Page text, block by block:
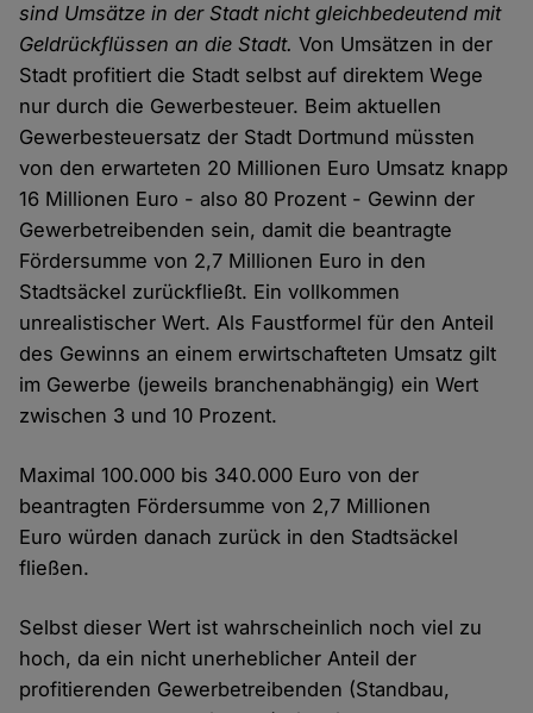
sind Umsätze in der Stadt nicht gleichbedeutend mit
Geldrückflüssen an die Stadt. Von Umsätzen in der
Stadt profitiert die Stadt selbst auf direktem Wege
nur durch die Gewerbesteuer. Beim aktuellen
Gewerbesteuersatz der Stadt Dortmund müssten
von den erwarteten 20 Millionen Euro Umsatz knapp
16 Millionen Euro - also 80 Prozent - Gewinn der
Gewerbetreibenden sein, damit die beantragte
Fördersumme von 2,7 Millionen Euro in den
Stadtsäckel zurückfließt. Ein vollkommen
unrealistischer Wert. Als Faustformel für den Anteil
des Gewinns an einem erwirtschafteten Umsatz gilt
im Gewerbe (jeweils branchenabhängig) ein Wert
zwischen 3 und 10 Prozent.
Maximal 100.000 bis 340.000 Euro von der
beantragten Fördersumme von 2,7 Millionen
Euro würden danach zurück in den Stadtsäckel
fließen.
Selbst dieser Wert ist wahrscheinlich noch viel zu
hoch, da ein nicht unerheblicher Anteil der
profitierenden Gewerbetreibenden (Standbau,